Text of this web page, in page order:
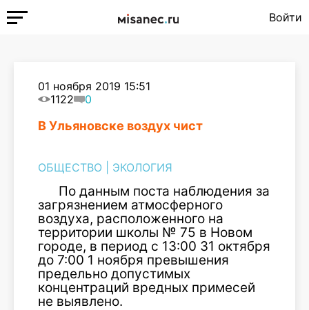
Войти
01 ноября 2019 15:51
1122
0
В Ульяновске воздух чист
ОБЩЕСТВО ЭКОЛОГИЯ
По данным поста наблюдения за
загрязнением атмосферного
воздуха, расположенного на
территории школы № 75 в Новом
городе, в период с 13:00 31 октября
до 7:00 1 ноября превышения
предельно допустимых
концентраций вредных примесей
не выявлено.